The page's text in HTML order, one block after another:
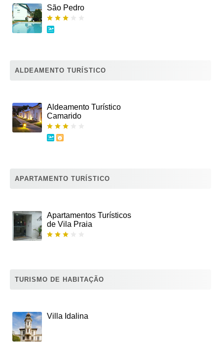
São Pedro
ALDEAMENTO TURÍSTICO
Aldeamento Turístico
Camarido
APARTAMENTO TURÍSTICO
Apartamentos Turísticos
de Vila Praia
TURISMO DE HABITAÇÃO
Villa Idalina